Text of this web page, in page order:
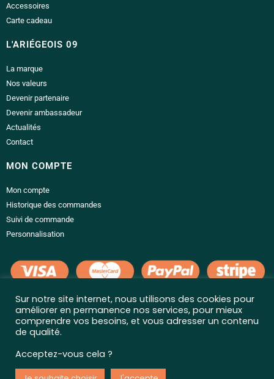
Accessoires
Carte cadeau
L'ARIÉGEOIS 09
La marque
Nos valeurs
Devenir partenaire
Devenir ambassadeur
Actualités
Contact
MON COMPTE
Mon compte
Historique des commandes
Suivi de commande
Personnalisation
LIENS UTILES
Conditions générales de vente
Mentions légales
Livraison et retour
Sur notre site internet, nous utilisons des cookies pour
améliorer en permanence nos services, pour mieux
comprendre vos besoins, et vous adresser un contenu
de qualité.
Acceptez-vous cela ?